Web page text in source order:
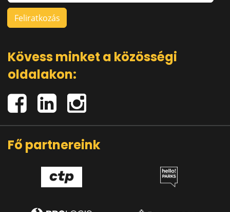
Kövess minket a közösségi
oldalakon:
Fő partnereink